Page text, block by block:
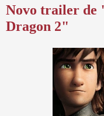
Novo trailer de
Dragon 2"